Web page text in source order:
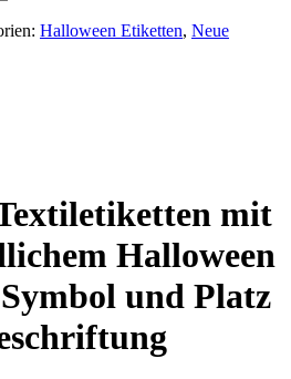
Halloween Etiketten, Neue
mit
Halloween
und Platz